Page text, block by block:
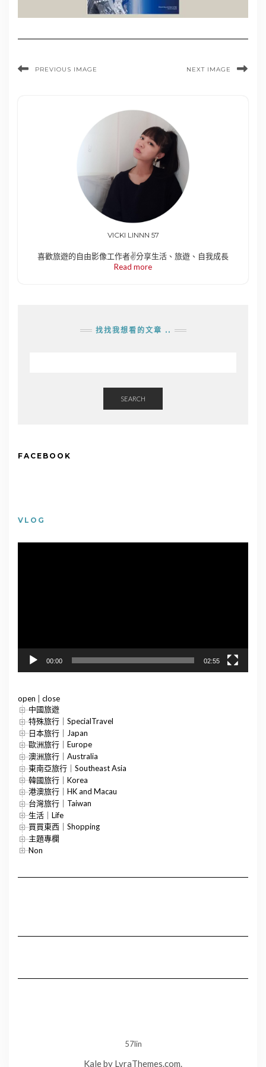
PREVIOUS IMAGE NEXT IMAGE
VICKI LINNN 57
喜歡旅遊的自由影像工作者✌️分享生活、旅遊、自我成長
Read more
找找我想看的文章 ..
SEARCH
FACEBOOK
VLOG
00:00 02:55
open
close
中國旅遊
特殊旅行｜SpecialTravel
日本旅行｜Japan
歐洲旅行｜Europe
澳洲旅行｜Australia
東南亞旅行｜Southeast Asia
韓國旅行｜Korea
港澳旅行｜HK and Macau
台灣旅行｜Taiwan
生活｜Life
買買東西｜Shopping
主題專欄
Non
57lin
Kaleby LyraThemes.com.